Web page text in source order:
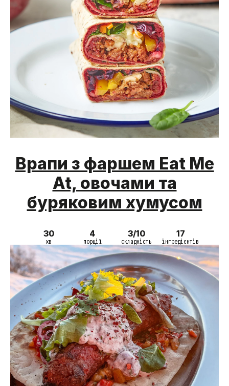
Врапи з фаршем Eat Me
At, овочами та
буряковим хумусом
30
хв
4
порції
3/10
складність
17
інгредієнтів